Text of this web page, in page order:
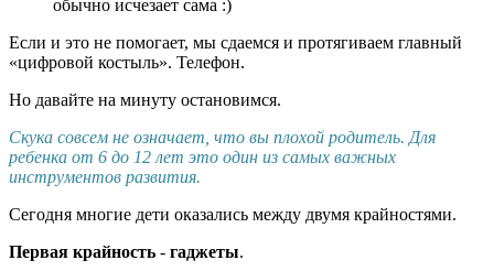
обычно исчезает сама :)
Если и это не помогает, мы сдаемся и протягиваем главный
«цифровой костыль». Телефон.
Но давайте на минуту остановимся.
Скука совсем не означает, что вы плохой родитель. Для
ребенка от 6 до 12 лет это один из самых важных
инструментов развития.
Сегодня многие дети оказались между двумя крайностями.
Первая крайность - гаджеты.